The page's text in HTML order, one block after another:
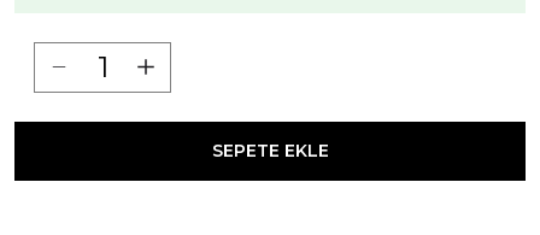
SEPETE EKLE